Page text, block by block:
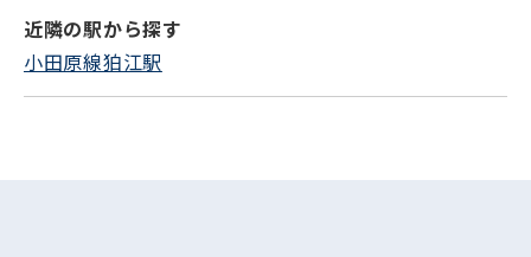
近隣の駅から探す
小田原線狛江駅